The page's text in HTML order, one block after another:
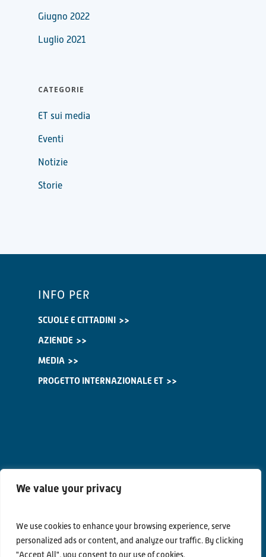
We value your privacy
We use cookies to enhance your browsing experience, serve
personalized ads or content, and analyze our traffic. By clicking
"Accept All", you consent to our use of cookies.
Giugno 2022
Luglio 2021
CATEGORIE
ET sui media
Eventi
Notizie
Storie
INFO PER
SCUOLE E CITTADINI
AZIENDE
MEDIA
PROGETTO INTERNAZIONALE ET
Contatti